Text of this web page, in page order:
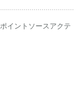
イントソースアクテ